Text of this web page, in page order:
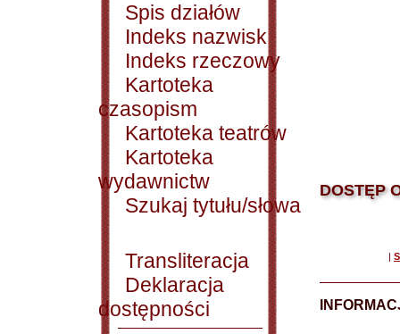
Spis działów
Indeks nazwisk
Indeks rzeczowy
Kartoteka
czasopism
Kartoteka teatrów
Kartoteka
wydawnictw
Szukaj tytułu/słowa
Transliteracja
Deklaracja
dostępności
DOSTĘP
|